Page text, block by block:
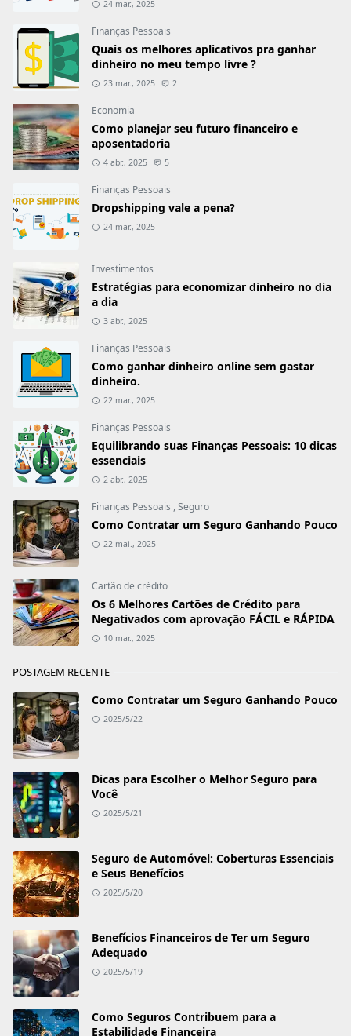
24 mar., 2025
Finanças Pessoais
Quais os melhores aplicativos pra ganhar
dinheiro no meu tempo livre ?
23 mar., 2025 2
Economia
Como planejar seu futuro financeiro e
aposentadoria
4 abr., 2025 5
Finanças Pessoais
Dropshipping vale a pena?
24 mar., 2025
Investimentos
Estratégias para economizar dinheiro no dia
a dia
3 abr., 2025
Finanças Pessoais
Como ganhar dinheiro online sem gastar
dinheiro.
22 mar., 2025
Finanças Pessoais
Equilibrando suas Finanças Pessoais: 10 dicas
essenciais
2 abr., 2025
Finanças Pessoais , Seguro
Como Contratar um Seguro Ganhando Pouco
22 mai., 2025
Cartão de crédito
Os 6 Melhores Cartões de Crédito para
Negativados com aprovação FÁCIL e RÁPIDA
10 mar., 2025
POSTAGEM RECENTE
Como Contratar um Seguro Ganhando Pouco
2025/5/22
Dicas para Escolher o Melhor Seguro para
Você
2025/5/21
Seguro de Automóvel: Coberturas Essenciais
e Seus Benefícios
2025/5/20
Benefícios Financeiros de Ter um Seguro
Adequado
2025/5/19
Como Seguros Contribuem para a
Estabilidade Financeira